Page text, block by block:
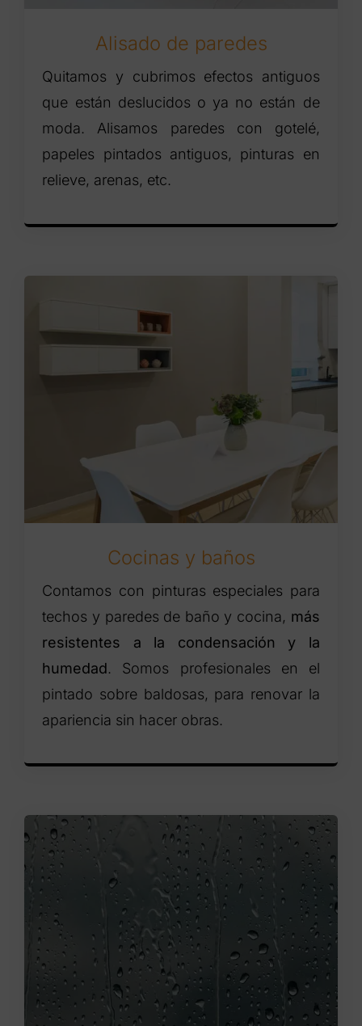
Alisado de paredes
Quitamos y cubrimos efectos antiguos
que están deslucidos o ya no están de
moda. Alisamos paredes con gotelé,
papeles pintados antiguos, pinturas en
relieve, arenas, etc.
Cocinas y baños
Contamos con pinturas especiales para
techos y paredes de baño y cocina, más
resistentes a la condensación y la
humedad. Somos profesionales en el
pintado sobre baldosas, para renovar la
apariencia sin hacer obras.